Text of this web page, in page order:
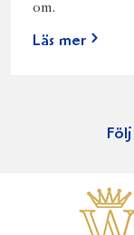
om.
Läs mer
Följ